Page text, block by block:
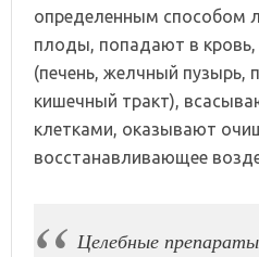
определенным способом
плоды, попадают в
(печень, желчный пузырь,
кишечный тракт),
клетками, оказывают
восстанавливающее
Целебные